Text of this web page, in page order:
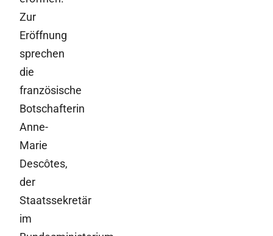
Zur
Eröffnung
sprechen
die
französische
Botschafterin
Anne-
Marie
Descôtes,
der
Staatssekretär
im